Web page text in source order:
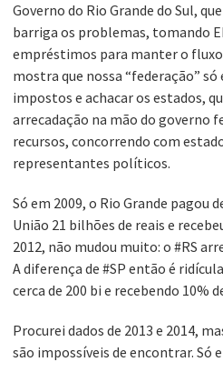
Governo do Rio Grande do Sul​,
barriga os problemas, tomando
empréstimos para manter o fluxo
mostra que nossa “federação”
impostos e achacar os estados,
arrecadação na mão do governo
recursos, concorrendo com
representantes políticos.
Só em 2009, o Rio Grande pagou
União 21 bilhões de reais e
2012, não mudou muito: o #RS
A diferença de #SP então é
cerca de 200 bi e recebendo 10%
Procurei dados de 2013 e 2014,
são impossíveis de encontrar. Só